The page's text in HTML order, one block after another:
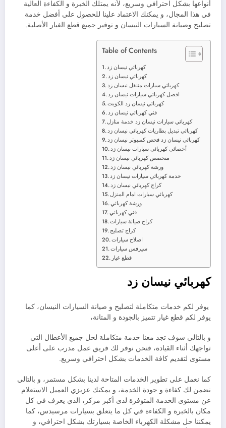
أنواعها بشكل احترافي وسريع، لأنه يمتلك الخبرة و الكفاءة العالية
في هذا المجال، و يمكنك الاعتماد علينا للحصول على أفضل خدمة
تصليح وصيانة السيارات النيسان و توفير جميع قطع الغيار الأصلية.
Table of Contents
كهربائي نيسان زد
كهربائي نيسان زد
كهربائي سيارات متنقل نيسان زد
افضل كهربائي سيارات نيسان زد
كهربائي نيسان زد الكويت
فني كهربائي نيسان زد
كهربائي سيارات نيسان زد خدمة منازل
كهربائي تبديل بطاريات كهربائي نيسان زد
كهربائي نيسان زد فحص كمبيوتر نيسان زد
أخصائي كهربائي سيارات نيسان زد
متخصص كهربائي نيسان زد
ورشة كهربائي نيسان زد
خدمة كهربائي سيارات نيسان زد
كراج كهربائي نيسان زد
كهربائي سيارات امام المنزل
ورشة كهربائي
فني كهربائي
كراج صيانة سيارات
كراج تصليح
اصلاح سيارات
سيرفس سيارات
قطع غيار
كهربائي نيسان زد
يوفر لكم خدمات متكاملة لتصليح و صيانة السيارات النيسان، كما
يوفر لكم قطع غيار تتميز بالجودة و المتانة،
و بالتالي سوف تجد معنا خدمة متكاملة لحل جميع الأعطال التي
تواجهك أثناء القيادة، فنحن نوفر لك فريق عمل مدرب على أعلى
مستوى لتقديم كافة الخدمات بشكل احترافي وسريع.
كما نعمل على تطوير الخدمات المتاحة لدينا بشكل مستمر، و بالتالي
نضمن لك كفاءة و جودة الخدمة، و يمكنك عزيزي العميل الاستعلام
عن مستوى الخدمة المتوفرة لدى أكبر مركز، الذي يعرف في كل
مكان بالخبرة و الكفاءة في كل ما يتعلق بسيارات مرسيدس، كما
يمكننا حل مشكلة الكهرباء الخاصة بسيارتك بشكل احترافي، و